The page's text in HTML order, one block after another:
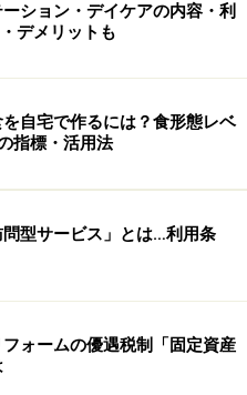
味付けの工夫が必要なこ
んが味や食感を覚えるた
味の好みが確立している
能に問題がないため、さ
むことができますが、咀
には、それが難しいこと
物や煮汁が飲み込みづら
とろみ」をつける必要があ
高齢者…そのカギは『とろ
ション・デイケアの内容・利
デメリットも
自宅で作るには？食形態レベ
指標・活用法
型サービス」とは…利用条
ォームの優遇税制「固定資産